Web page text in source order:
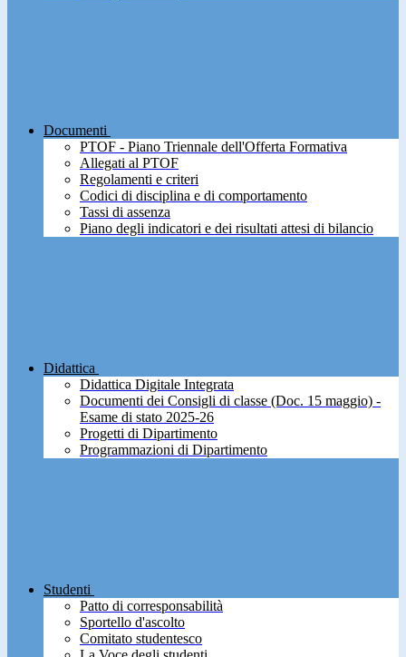
Documenti
PTOF - Piano Triennale dell'Offerta Formativa
Allegati al PTOF
Regolamenti e criteri
Codici di disciplina e di comportamento
Tassi di assenza
Piano degli indicatori e dei risultati attesi di bilancio
Didattica
Didattica Digitale Integrata
Documenti dei Consigli di classe (Doc. 15 maggio) -
Esame di stato 2025-26
Progetti di Dipartimento
Programmazioni di Dipartimento
Studenti
Patto di corresponsabilità
Sportello d'ascolto
Comitato studentesco